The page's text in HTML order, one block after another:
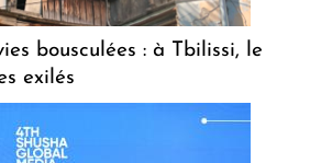
bousculées : à Tbilissi, le
exilés